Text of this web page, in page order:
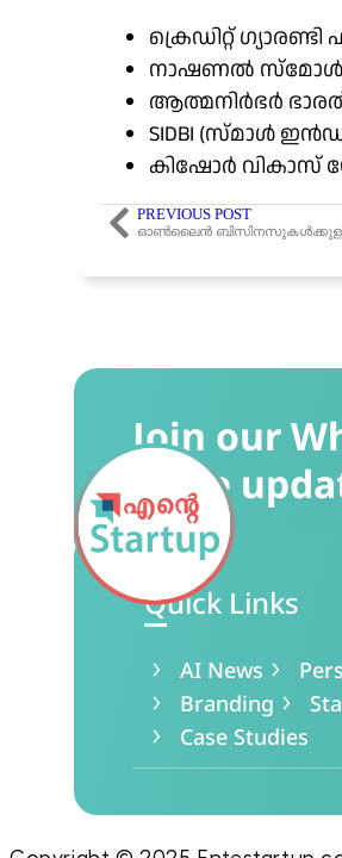
ക്രെഡിറ്റ്
നാഷണൽ സ്മോൾ
ആത്മനിർഭർ
SIDBI (സ്മാൾ
കിഷോർ വികാസ്
PREVIOUS POST
ഓൺലൈൻ ബിസിനസുകൾക്കുള്ള
Join our
more
Quick Links
AI News
Branding
Case Studies